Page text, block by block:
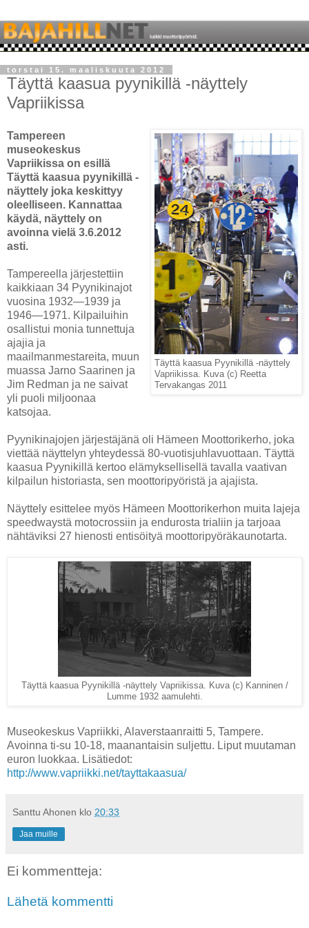
torstai 15. maaliskuuta 2012
Täyttä kaasua pyynikillä -näyttely
Vapriikissa
Täyttä kaasua Pyynikillä -näyttely
Vapriikissa. Kuva (c) Reetta
Tervakangas 2011
Tampereen
museokeskus
Vapriikissa on esillä
Täyttä kaasua pyynikillä -
näyttely joka keskittyy
oleelliseen. Kannattaa
käydä, näyttely on
avoinna vielä 3.6.2012
asti.
Tampereella järjestettiin
kaikkiaan 34 Pyynikinajot
vuosina 1932—1939 ja
1946—1971. Kilpailuihin
osallistui monia tunnettuja
ajajia ja
maailmanmestareita, muun
muassa Jarno Saarinen ja
Jim Redman ja ne saivat
yli puoli miljoonaa
katsojaa.
Pyynikinajojen järjestäjänä oli Hämeen Moottorikerho, joka
viettää näyttelyn yhteydessä 80-vuotisjuhlavuottaan. Täyttä
kaasua Pyynikillä kertoo elämyksellisellä tavalla vaativan
kilpailun historiasta, sen moottoripyöristä ja ajajista.
Näyttely esittelee myös Hämeen Moottorikerhon muita lajeja
speedwaystä motocrossiin ja endurosta trialiin ja tarjoaa
nähtäviksi 27 hienosti entisöityä moottoripyöräkaunotarta.
Täyttä kaasua Pyynikillä -näyttely Vapriikissa. Kuva (c) Kanninen /
Lumme 1932 aamulehti.
Museokeskus Vapriikki, Alaverstaanraitti 5, Tampere.
Avoinna ti-su 10-18, maanantaisin suljettu. Liput muutaman
euron luokkaa. Lisätiedot:
http://www.vapriikki.net/tayttakaasua/
Santtu Ahonen klo 20:33
Jaa muille
Ei kommentteja:
Lähetä kommentti